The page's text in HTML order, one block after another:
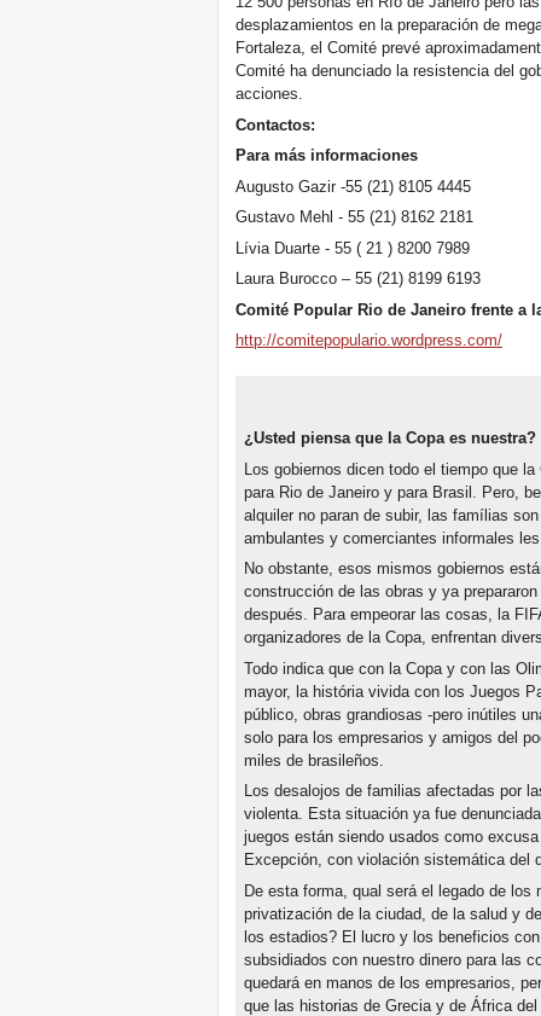
desplazamientos en la preparación de
Fortaleza, el Comité prevé
Comité ha denunciado la resistencia del
acciones.
Contactos:
Para más informaciones
Augusto Gazir -55 (21) 8105 4445
Gustavo Mehl - 55 (21) 8162 2181
Lívia Duarte - 55 ( 21 ) 8200 7989
Laura Burocco – 55 (21) 8199 6193
Comité Popular Rio de Janeiro frente a
http://comitepopulario.wordpress.com/
¿Usted piensa que la Copa es nuestra?
Los gobiernos dicen todo el tiempo que
para Rio de Janeiro y para Brasil. Pero,
alquiler no paran de subir, las famílias
ambulantes y comerciantes informales
No obstante, esos mismos gobiernos
construcción de las obras y ya
después. Para empeorar las cosas, la
organizadores de la Copa, enfrentan
Todo indica que con la Copa y con las
mayor, la história vivida con los Juegos
público, obras grandiosas -pero inútiles
solo para los empresarios y amigos del
miles de brasileños.
Los desalojos de familias afectadas por
violenta. Esta situación ya fue
juegos están siendo usados como
Excepción, con violación sistemática del
De esta forma, qual será el legado de los
privatización de la ciudad, de la salud y
los estadios? El lucro y los beneficios
subsidiados con nuestro dinero para las
quedará en manos de los empresarios,
que las historias de Grecia y de África